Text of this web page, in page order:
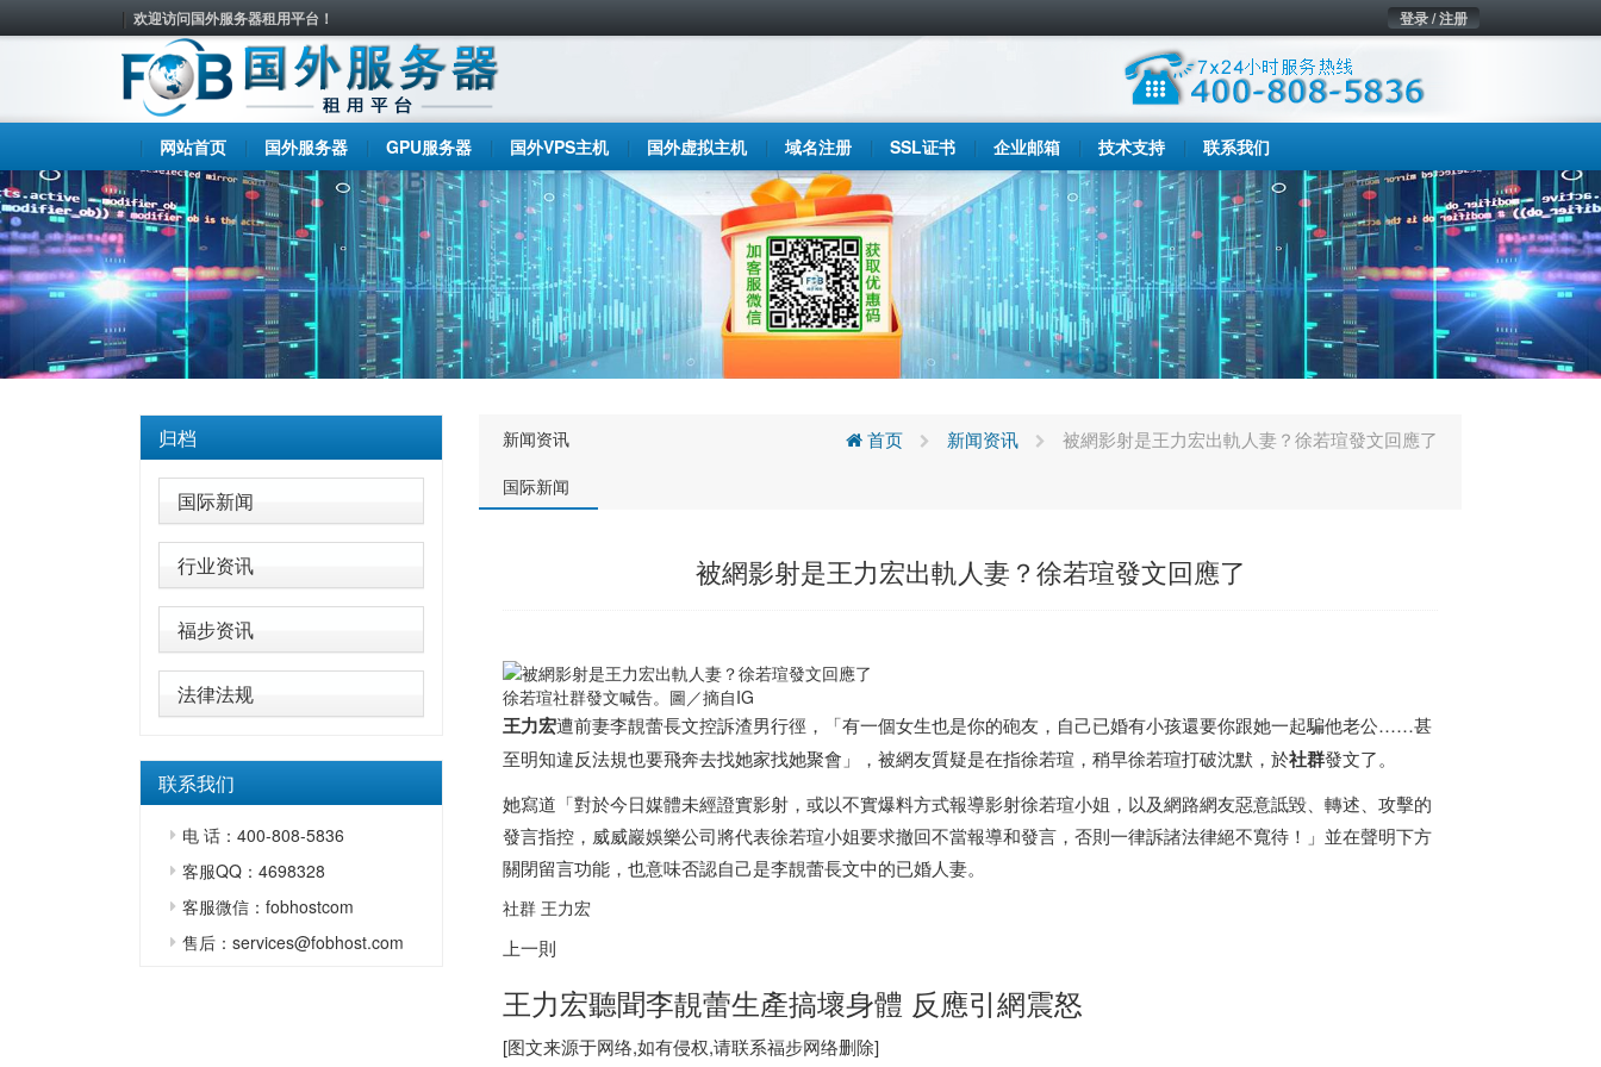
欢迎访问国外服务器租用平台！ 登录 / 注册
网站首页 国外服务器 GPU服务器 国外VPS主机 国外虚拟主机 域名注册 SSL证书 企业邮箱 技术支持 联系我们
归档
国际新闻
行业资讯
福步资讯
法律法规
联系我们
电 话：400-808-5836
客服QQ：4698328
客服微信：fobhostcom
售后：services@fobhost.com
新闻资讯
国际新闻
首页 新闻资讯 被網影射是王力宏出軌人妻？徐若瑄發文回應了
被網影射是王力宏出軌人妻？徐若瑄發文回應了
徐若瑄社群發文喊告。圖／摘自IG
王力宏遭前妻李靚蕾長文控訴渣男行徑，「有一個女生也是你的砲友，自己已婚有小孩還要你跟她一起騙他老公……甚
至明知違反法規也要飛奔去找她家找她聚會」，被網友質疑是在指徐若瑄，稍早徐若瑄打破沈默，於社群發文了。
她寫道「對於今日媒體未經證實影射，或以不實爆料方式報導影射徐若瑄小姐，以及網路網友惡意詆毀、轉述、攻擊的
發言指控，威威巖娛樂公司將代表徐若瑄小姐要求撤回不當報導和發言，否則一律訴諸法律絕不寬待！」並在聲明下方
關閉留言功能，也意味否認自己是李靚蕾長文中的已婚人妻。
社群 王力宏
上一則
王力宏聽聞李靚蕾生產搞壞身體 反應引網震怒
[图文来源于网络,如有侵权,请联系福步网络删除]